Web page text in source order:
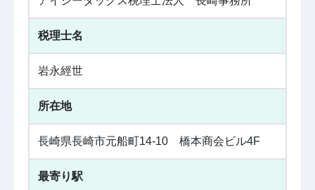
税理士名
岩永經世
所在地
長崎県長崎市元船町14-10 橋本商会ビル4F
最寄り駅